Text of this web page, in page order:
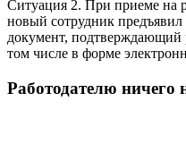
Ситуация 2. При приеме на
новый сотрудник
документ,
том числе в форме
Работодателю ничего